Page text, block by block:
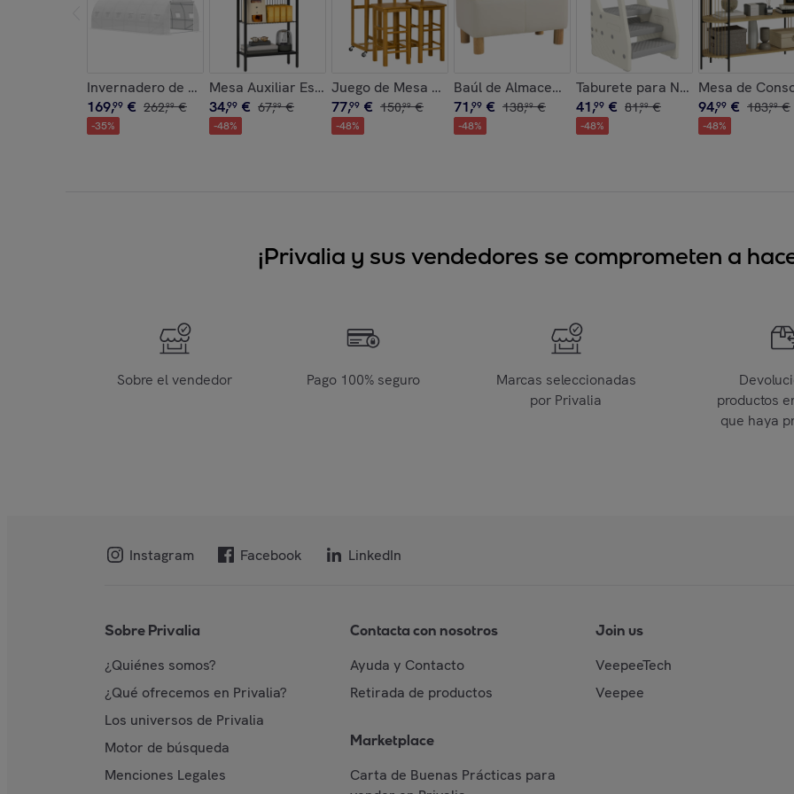
Invernadero de Túnel 6x3x2 m con Puerta Enrollable 12 Ventanas Cubierta de PE 140 g/m² y Metal
169,99 € 262,99 €
-35%
Mesa Auxiliar Estrecha de 3 Niveles Mesita Auxiliar Industrial con Estantes Abiertos y
34,99 € 67,99 €
-48%
Juego de Mesa Alta de Bar y 2 Taburetes, Mesa Alta de Cocina de
77,99 € 150,99 €
-48%
Baúl de Almacenaje para Dormitorio 33L Puff
71,99 € 138,99 €
-48%
Taburete para Niños Ajustable
41,99 € 81,99 €
-48%
Mesa de
94,99 € 183,99 €
-48%
¡Privalia y sus vendedores se comprometen a
Sobre el vendedor Pago 100% seguro
Marcas seleccionadas
por Privalia
productos
que haya
Instagram Facebook LinkedIn
Sobre Privalia
¿Quiénes somos?
¿Qué ofrecemos en Privalia?
Los universos de Privalia
Motor de búsqueda
Menciones Legales
Contacta con nosotros
Ayuda y Contacto
Retirada de productos
Marketplace
Carta de Buenas Prácticas para
Join us
VeepeeTech
Veepee